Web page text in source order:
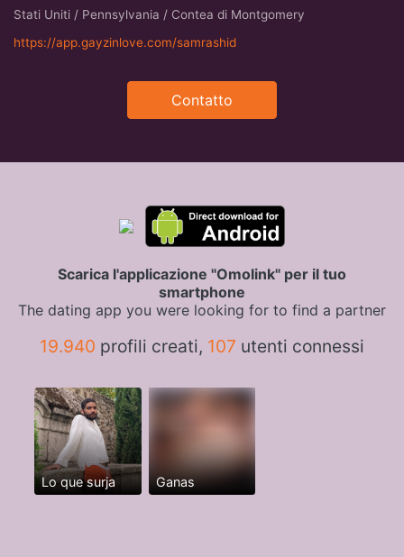
Stati Uniti / Pennsylvania / Contea di Montgomery
https://app.gayzinlove.com/samrashid
Contatto
Scarica l'applicazione "Omolink" per il tuo
smartphone
The dating app you were looking for to find a partner
19.940 profili creati, 107 utenti connessi
Lo que surja Ganas